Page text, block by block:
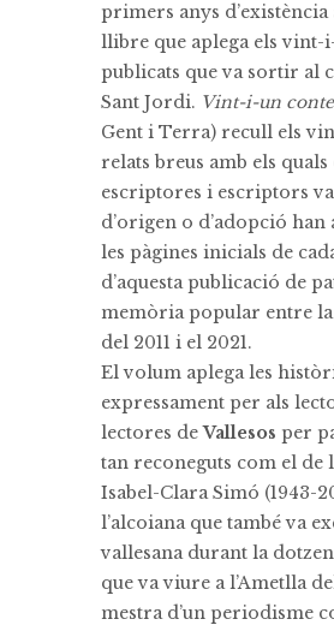
primers anys d’existència
llibre que aplega els vint-
publicats que va sortir al
Sant Jordi. Vint-i-un
Gent i Terra) recull els
relats breus amb els quals
escriptores i escriptors
d’origen o d’adopció
les pàgines inicials de
d’aquesta publicació de
memòria popular entre
del 2011 i el 2021.
El volum aplega les
expressament per als
lectores deVallesos per
tan reconeguts com el de
Isabel-Clara Simó (1943-
l’alcoiana que també va
vallesana durant la
que va viure a l’Ametlla
mestra d’un periodisme